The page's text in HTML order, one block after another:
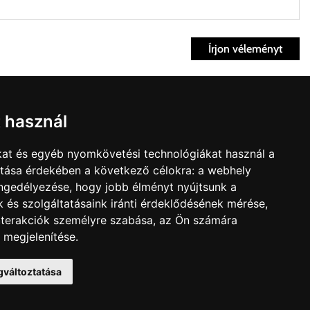
és egyéb nyomkövetési technológiákat használ a
érdekében a következő célokra: a webhely
, hogy jobb élményt nyújtsunk a
és szolgáltatásaink iránti érdeklődésének mérése,
személyre szabása, az Ön számára
.
időpontban.
figyelembevételével az önnek megfelelő szállítási költséget
kollégáink megvizsgálják a vásárolt termék adatait,
magasabb értékben igazoljuk vissza, úgy a
Írjon véleményt
irányelvek
Bevásárlókosár